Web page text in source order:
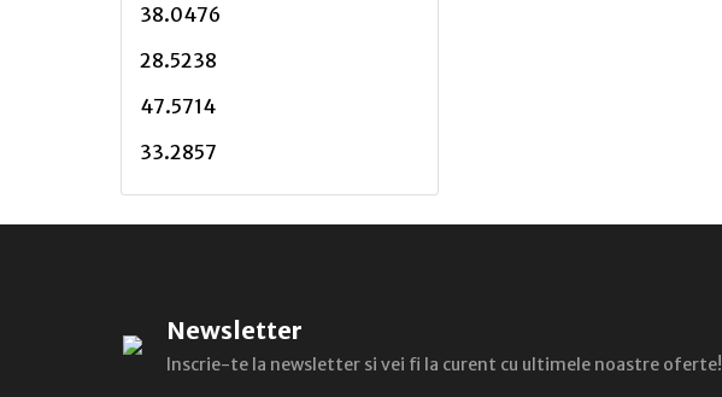
38.0476
28.5238
47.5714
33.2857
Alexandru M. CÄlin
Newsletter
Inscrie-te la newsletter si vei fi la curent cu ultimele noastre oferte!